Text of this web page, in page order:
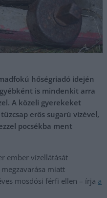
hőségriadó idején
is mindenkit arra
A közeli gyerekeket
erős sugarú vízével,
pocsékba ment
ember vízellátását
miatt
mosdósi férfi ellen – írja a